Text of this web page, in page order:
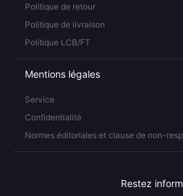
Politique de retour
Politique de livraison
Politique LCB/FT
Mentions légales
Service
Confidentialité
Normes éditoriales et clause de non-
Restez